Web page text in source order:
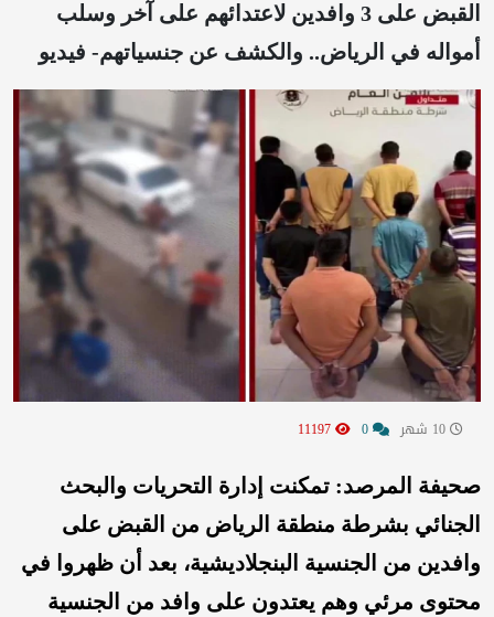
القبض على 3 وافدين لاعتدائهم على آخر وسلب
أمواله في الرياض.. والكشف عن جنسياتهم- فيديو
صحيفة المرصد: تمكنت إدارة التحريات والبحث
الجنائي بشرطة منطقة الرياض من القبض على
وافدين من الجنسية البنجلاديشية، بعد أن ظهروا في
محتوى مرئي وهم يعتدون على وافد من الجنسية